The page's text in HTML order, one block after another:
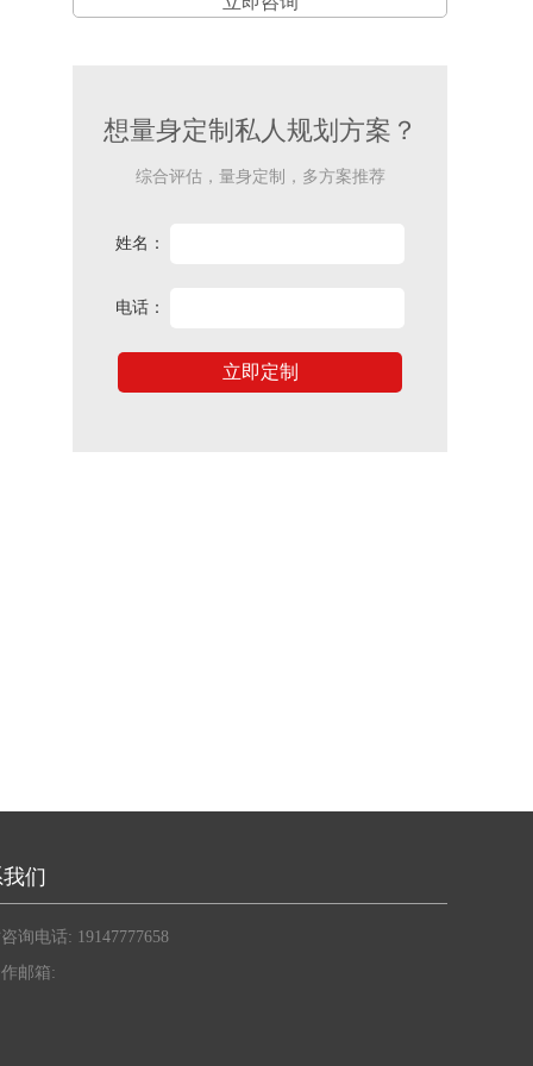
想量身定制私人规划方案？
综合评估，量身定制，多方案推荐
姓名：
电话：
立即定制
们
询电话: 19147777658
邮箱: